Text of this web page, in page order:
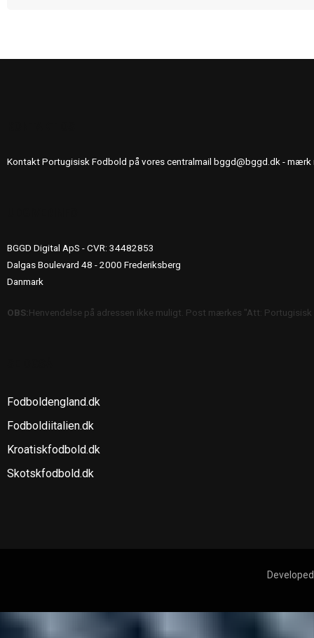
Kontakt Portugisisk Fodbold på vores centralmail bggd@bggd.dk - mærk
BGGD Digital ApS - CVR: 34482853
Dalgas Boulevard 48 - 2000 Frederiksberg
Danmark
OBS:Henvendelse på adressen ikke muligt. Post mærkes "Att:
Fodboldengland.dk
Fodboldiitalien.dk
Kroatiskfodbold.dk
Skotskfodbold.dk